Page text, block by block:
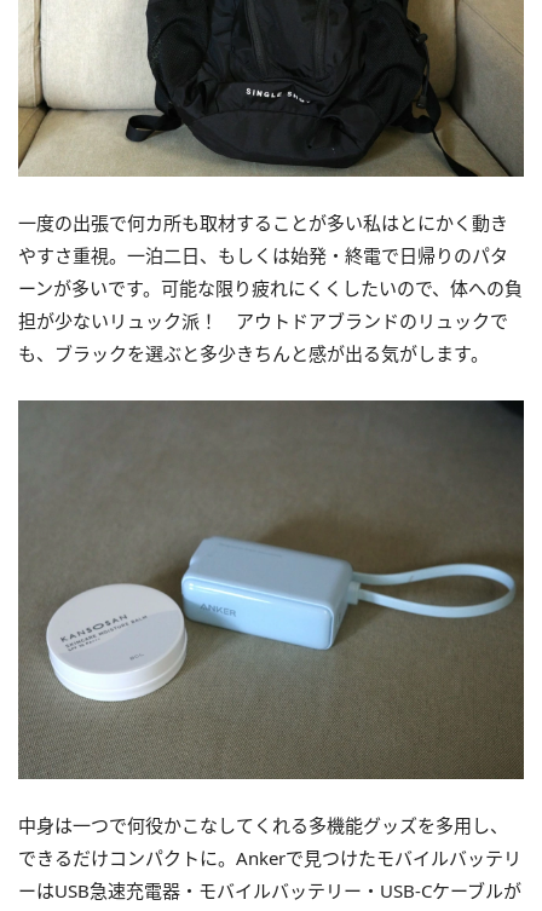
一度の出張で何カ所も取材することが多い私はとにかく動き
やすさ重視。一泊二日、もしくは始発・終電で日帰りのパタ
ーンが多いです。可能な限り疲れにくくしたいので、体への負
担が少ないリュック派！ アウトドアブランドのリュックで
も、ブラックを選ぶと多少きちんと感が出る気がします。
中身は一つで何役かこなしてくれる多機能グッズを多用し、
できるだけコンパクトに。Ankerで見つけたモバイルバッテリ
ーはUSB急速充電器・モバイルバッテリー・USB-Cケーブルが